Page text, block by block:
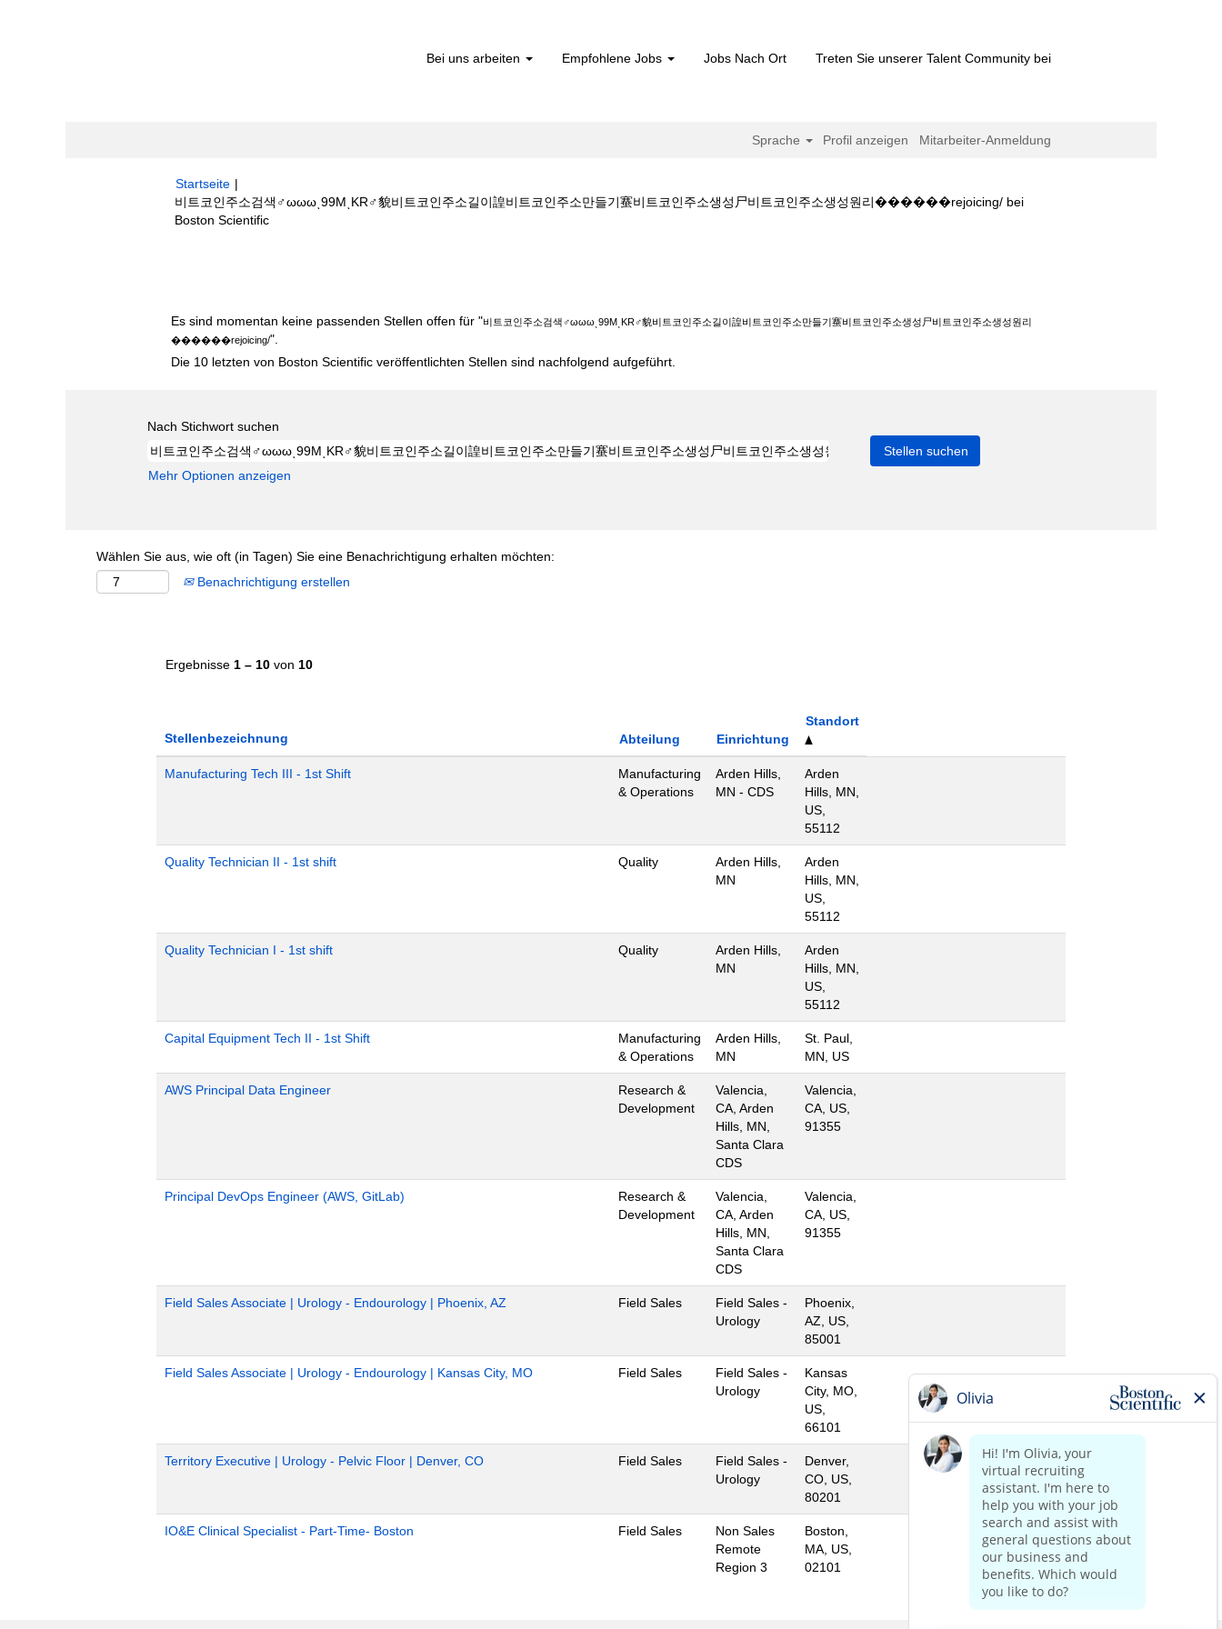
Bei uns arbeiten Empfohlene Jobs Jobs Nach Ort Treten Sie unserer Talent Community bei
Sprache Profil anzeigen Mitarbeiter-Anmeldung
Startseite |
비트코인주소검색♂ωωωͺ99MͺKR♂貌비트코인주소길이諻비트코인주소만들기䗙비트코인주소생성尸비트코인주소생성원리����‍��rejoicing/ bei
Boston Scientific(aktuelle
Es sind momentan keine passenden Stellen offen für "비트코인주소검색♂ωωωͺ99MͺKR♂貌비트코인주소길이諻비트코인주소만들기䗙비트코인주소생성尸비트코인주소생성원리
����‍��rejoicing/".
Die 10 letzten von Boston Scientific veröffentlichten Stellen sind nachfolgend aufgeführt.
Nach Stichwort suchen
Mehr Optionen anzeigen
Wählen Sie aus, wie oft (in Tagen) Sie eine Benachrichtigung erhalten möchten:
Benachrichtigung erstellen
Ergebnisse 1 – 10 von 10
Stellenbezeichnung Abteilung Einrichtung
Standort
Manufacturing Tech III - 1st Shift
Manufacturing
& Operations
Arden Hills,
MN - CDS
Arden
Hills, MN,
US,
55112
Quality Technician II - 1st shift Quality
Arden Hills,
MN
Arden
Hills, MN,
US,
55112
Quality Technician I - 1st shift Quality
Arden Hills,
MN
Arden
Hills, MN,
US,
55112
Capital Equipment Tech II - 1st Shift
Manufacturing
& Operations
Arden Hills,
MN
St. Paul,
MN, US
AWS Principal Data Engineer
Research &
Development
Valencia,
CA, Arden
Hills, MN,
Santa Clara
CDS
Valencia,
CA, US,
91355
Principal DevOps Engineer (AWS, GitLab)
Research &
Development
Valencia,
CA, Arden
Hills, MN,
Santa Clara
CDS
Valencia,
CA, US,
91355
Field Sales Associate | Urology - Endourology | Phoenix, AZ Field Sales
Field Sales -
Urology
Phoenix,
AZ, US,
85001
Field Sales Associate | Urology - Endourology | Kansas City, MO Field Sales
Field Sales -
Urology
Kansas
City, MO,
US,
66101
Territory Executive | Urology - Pelvic Floor | Denver, CO Field Sales
Field Sales -
Urology
Denver,
CO, US,
80201
IO&E Clinical Specialist - Part-Time- Boston Field Sales
Non Sales
Remote
Region 3
Boston,
MA, US,
02101